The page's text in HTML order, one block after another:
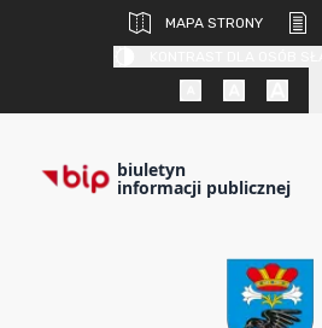
MAPA STRONY
biuletyn
informacji publicznej